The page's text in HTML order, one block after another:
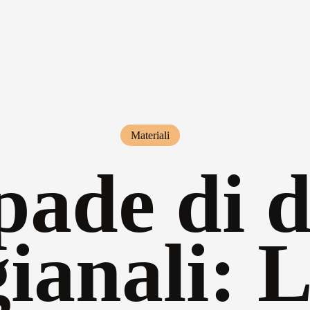
Materiali
di